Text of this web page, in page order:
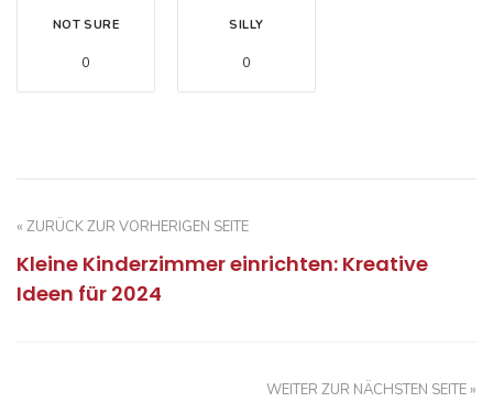
NOT SURE
0
SILLY
0
« ZURÜCK ZUR VORHERIGEN SEITE
Kleine Kinderzimmer einrichten: Kreative
Ideen für 2024
WEITER ZUR NÄCHSTEN SEITE »